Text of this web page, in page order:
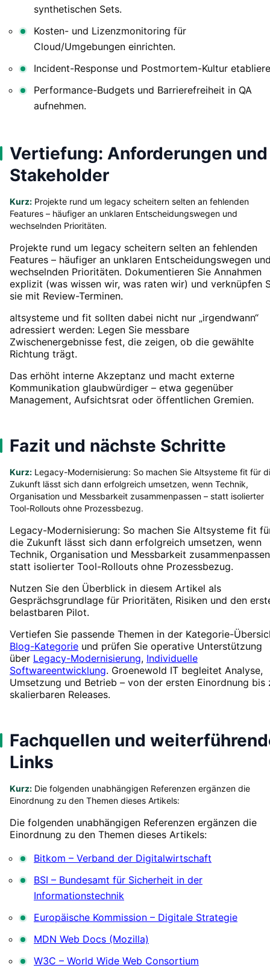
synthetischen Sets.
Kosten- und Lizenzmonitoring für
Cloud/Umgebungen einrichten.
Incident-Response und Postmortem-Kultur
Performance-Budgets und Barrierefreiheit in QA
aufnehmen.
Vertiefung: Anforderungen und
Stakeholder
Kurz: Projekte rund um legacy scheitern selten an fehlenden
Features – häufiger an unklaren Entscheidungswegen und
wechselnden Prioritäten.
Projekte rund um legacy scheitern selten an fehlenden
Features – häufiger an unklaren Entscheidungswegen
wechselnden Prioritäten. Dokumentieren Sie Annahmen
explizit (was wissen wir, was raten wir) und verknüpfen
sie mit Review-Terminen.
altsysteme und fit sollten dabei nicht nur „irgendwann“
adressiert werden: Legen Sie messbare
Zwischenergebnisse fest, die zeigen, ob die gewählte
Richtung trägt.
Das erhöht interne Akzeptanz und macht externe
Kommunikation glaubwürdiger – etwa gegenüber
Management, Aufsichtsrat oder öffentlichen Gremien.
Fazit und nächste Schritte
Kurz: Legacy-Modernisierung: So machen Sie Altsysteme fit für
Zukunft lässt sich dann erfolgreich umsetzen, wenn Technik,
Organisation und Messbarkeit zusammenpassen – statt isolierter
Tool-Rollouts ohne Prozessbezug.
Legacy-Modernisierung: So machen Sie Altsysteme fit
die Zukunft lässt sich dann erfolgreich umsetzen, wenn
Technik, Organisation und Messbarkeit
statt isolierter Tool-Rollouts ohne Prozessbezug.
Nutzen Sie den Überblick in diesem Artikel als
Gesprächsgrundlage für Prioritäten, Risiken und den
belastbaren Pilot.
Vertiefen Sie passende Themen in der Kategorie-
Blog-Kategorie und prüfen Sie operative Unterstützung
über Legacy-Modernisierung, Individuelle
Softwareentwicklung. Groenewold IT begleitet Analyse,
Umsetzung und Betrieb – von der ersten Einordnung bis
skalierbaren Releases.
Fachquellen und
Links
Kurz: Die folgenden unabhängigen Referenzen ergänzen die
Einordnung zu den Themen dieses Artikels:
Die folgenden unabhängigen Referenzen ergänzen die
Einordnung zu den Themen dieses Artikels:
Bitkom – Verband der Digitalwirtschaft
BSI – Bundesamt für Sicherheit in der
Informationstechnik
Europäische Kommission – Digitale Strategie
MDN Web Docs (Mozilla)
W3C – World Wide Web Consortium